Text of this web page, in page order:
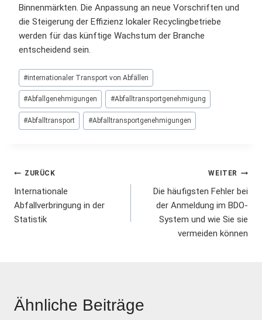
Binnenmärkten. Die Anpassung an neue Vorschriften und
die Steigerung der Effizienz lokaler Recyclingbetriebe
werden für das künftige Wachstum der Branche
entscheidend sein.
Schlagworte:
#internationaler Transport von Abfällen
#Abfallgenehmigungen #Abfalltransportgenehmigung
#Abfalltransport #Abfalltransportgenehmigungen
Beitrags-
Navigation
ZURÜCK
Internationale
Abfallverbringung in der
Statistik
WEITER
Die häufigsten Fehler bei
der Anmeldung im BDO-
System und wie Sie sie
vermeiden können
Ähnliche Beiträge